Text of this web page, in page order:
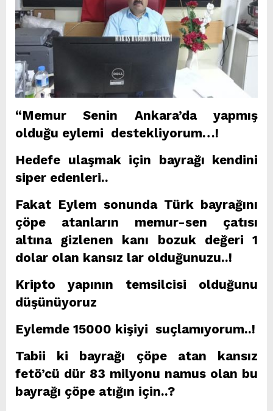
“Memur Senin Ankara’da yapmış
olduğu eylemi destekliyorum…!
Hedefe ulaşmak için bayrağı kendini
siper edenleri..
Fakat Eylem sonunda Türk bayrağını
çöpe atanların memur-sen çatısı
altına gizlenen kanı bozuk değeri 1
dolar olan kansız lar olduğunuzu..!
Kripto yapının temsilcisi olduğunu
düşünüyoruz
Eylemde 15000 kişiyi suçlamıyorum..!
Tabii ki bayrağı çöpe atan kansız
fetö’cü dür 83 milyonu namus olan bu
bayrağı çöpe atığın için..?